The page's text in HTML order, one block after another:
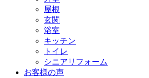
屋根
玄関
浴室
キッチン
トイレ
シニアリフォーム
お客様の声